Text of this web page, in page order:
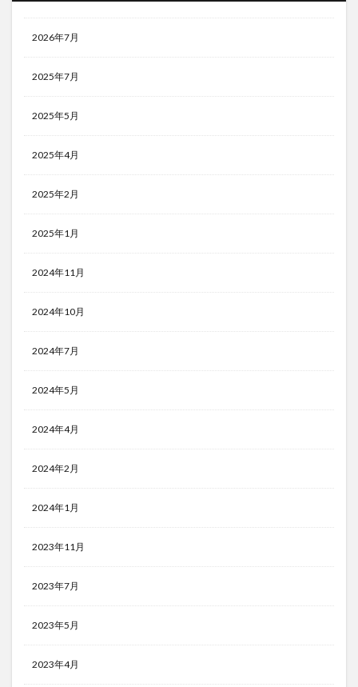
2026年7月
2025年7月
2025年5月
2025年4月
2025年2月
2025年1月
2024年11月
2024年10月
2024年7月
2024年5月
2024年4月
2024年2月
2024年1月
2023年11月
2023年7月
2023年5月
2023年4月